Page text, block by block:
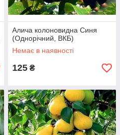
Алича колоновидна Синя
(Однорічний, ВКБ)
Немає в наявності
125 ₴